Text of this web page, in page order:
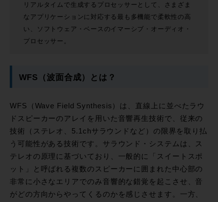
リアルタイムで生成するプロセッサーとして、さまざま
なアプリケーションに対応する最も多機能で柔軟性の高
い、ソフトウェア・ベースのイマーシブ・オーディオ・
プロセッサー。
WFS（波面合成）とは？
WFS（Wave Field Synthesis）は、直線上に並べたラウ
ドスピーカーのアレイを用いた音響再生技術で、従来の
技術（ステレオ、5.1chサラウンドなど）の限界を取り払
う可能性がある技術です。サラウンド・システムは、ス
テレオの原理に基づいており、一般的に「スイートスポ
ット」と呼ばれる複数のスピーカーに囲まれた中心部の
非常に小さなエリアでのみ音響的な錯覚を起こさせ、音
がどの方向からやってくるのかを感じさせます。一方、